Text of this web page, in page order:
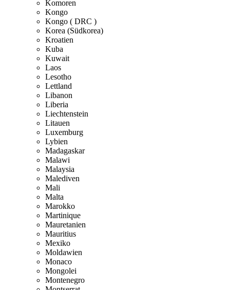
Komoren
Kongo
Kongo ( DRC )
Korea (Südkorea)
Kroatien
Kuba
Kuwait
Laos
Lesotho
Lettland
Libanon
Liberia
Liechtenstein
Litauen
Luxemburg
Lybien
Madagaskar
Malawi
Malaysia
Malediven
Mali
Malta
Marokko
Martinique
Mauretanien
Mauritius
Mexiko
Moldawien
Monaco
Mongolei
Montenegro